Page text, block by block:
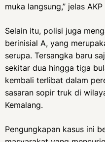
muka langsung,” jelas
Selain itu, polisi juga
berinisial A, yang
serupa. Tersangka baru
sekitar dua hingga tiga
kembali terlibat dalam
sasaran sopir truk di
Kemalang.
Pengungkapan kasus ini